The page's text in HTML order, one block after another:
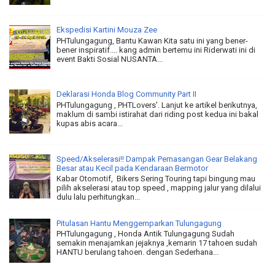
Ekspedisi Kartini Mouza Zee
PHTulungagung, Bantu Kawan Kita satu ini yang bener-
bener inspiratif.... kang admin bertemu ini Riderwati ini di
event Bakti Sosial NUSANTA...
Deklarasi Honda Blog Community Part II
PHTulungagung , PHTLovers'. Lanjut ke artikel berikutnya,
maklum di sambi istirahat dari riding post kedua ini bakal
kupas abis acara...
Speed/Akselerasi!! Dampak Pemasangan Gear Belakang
Besar atau Kecil pada Kendaraan Bermotor
Kabar Otomotif, Bikers Sering Touring tapi bingung mau
pilih akselerasi atau top speed , mapping jalur yang dilalui
dulu lalu perhitungkan...
Pitulasan Hantu Menggemparkan Tulungagung
PHTulungagung , Honda Antik Tulungagung Sudah
semakin menajamkan jejaknya ,kemarin 17 tahoen sudah
HANTU berulang tahoen. dengan Sederhana...